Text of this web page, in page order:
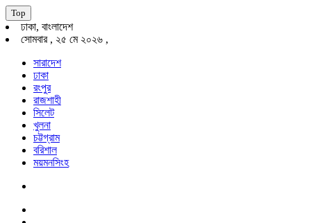
Top
ঢাকা, বাংলাদেশ
সোমবার , ২৫ মে ২০২৬ ,
সারাদেশ
ঢাকা
রংপুর
রাজশাহী
সিলেট
খুলনা
চট্টগ্রাম
বরিশাল
ময়মনসিংহ